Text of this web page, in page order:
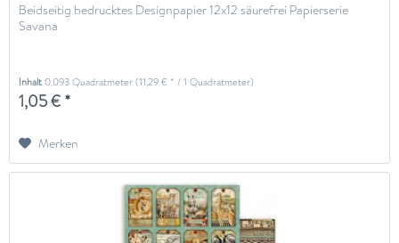
Beidseitig bedrucktes Designpapier 12x12 säurefrei Papierserie
Savana
Inhalt0.093 Quadratmeter(11,29 € * / 1 Quadratmeter)
1,05 € *
Merken